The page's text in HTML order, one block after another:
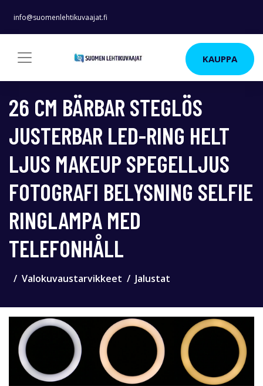
info@suomenlehtikuvaajat.fi
KAUPPA
26 CM BÄRBAR STEGLÖS
JUSTERBAR LED-RING HELT
LJUS MAKEUP SPEGELLJUS
FOTOGRAFI BELYSNING SELFIE
RINGLAMPA MED
TELEFONHÅLL
Valokuvaustarvikkeet Jalustat